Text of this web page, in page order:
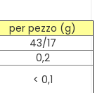
per pezzo (g)
43/17
0,2
< 0,1